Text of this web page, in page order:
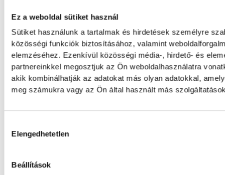
Ez a weboldal sütiket használ
Sütiket használunk a tartalmak és hirdetések személyre
közösségi funkciók biztosításához, valamint
elemzéséhez. Ezenkívül közösségi média-, hirdető- és
partnereinkkel megosztjuk az Ön weboldalhasználatra
akik kombinálhatják az adatokat más olyan adatokkal,
meg számukra vagy az Ön által használt más
Elengedhetetlen
Beállítások
Események
KORÁBBI
HAZAI
HELYSZÍN